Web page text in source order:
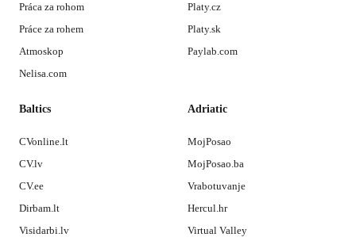
Práca za rohom
Práce za rohem
Atmoskop
Nelisa.com
Platy.cz
Platy.sk
Paylab.com
Baltics
CVonline.lt
CV.lv
CV.ee
Dirbam.lt
Visidarbi.lv
Adriatic
MojPosao
MojPosao.ba
Vrabotuvanje
Hercul.hr
Virtual Valley